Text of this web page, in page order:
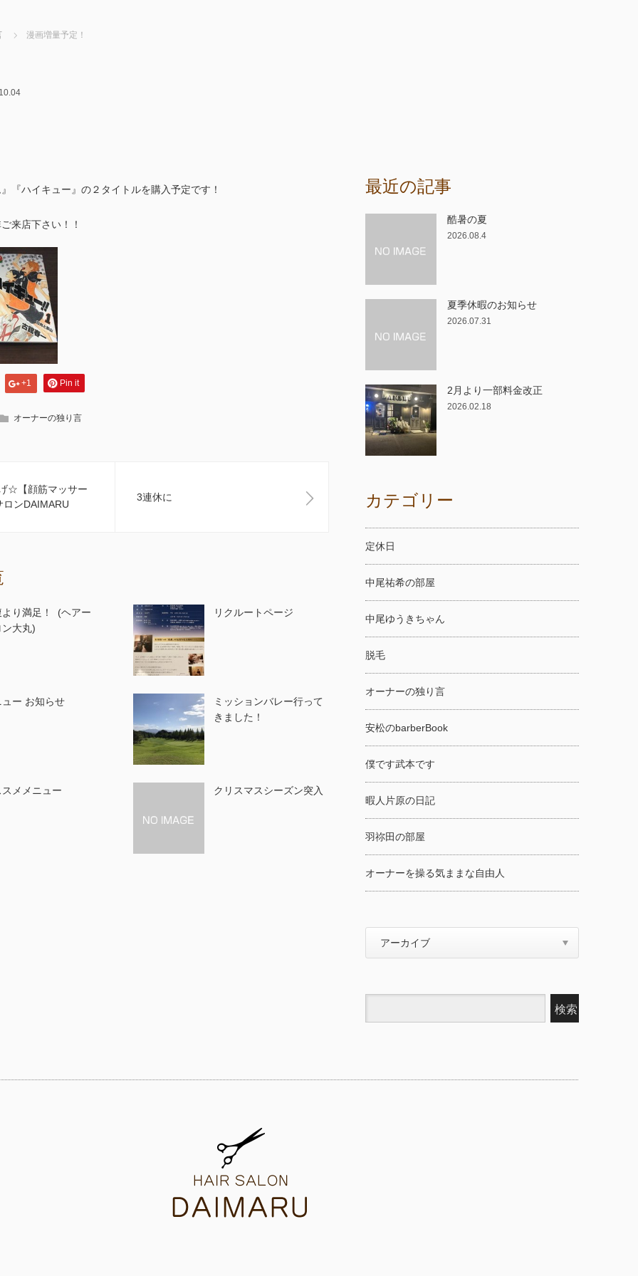
漫画増量予定！
『ハイキュー』の２タイトルを購入予定です！
来店下さい！！
+1 Pin it
オーナーの独り言
☆【顔筋マッサー
ンDAIMARU
3連休に
より満足！ (ヘアー
ン大丸)
リクルートページ
ュー お知らせ
ミッションバレー行って
きました！
スメメニュー クリスマスシーズン突入
最近の記事
酷暑の夏
2026.08.4
夏季休暇のお知らせ
2026.07.31
2月より一部料金改正
2026.02.18
カテゴリー
定休日
中尾祐希の部屋
中尾ゆうきちゃん
脱毛
オーナーの独り言
安松のbarberBook
僕です武本です
暇人片原の日記
羽祢田の部屋
オーナーを操る気ままな自由人